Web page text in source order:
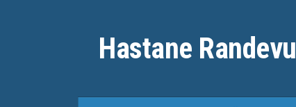
Hastane Randevu